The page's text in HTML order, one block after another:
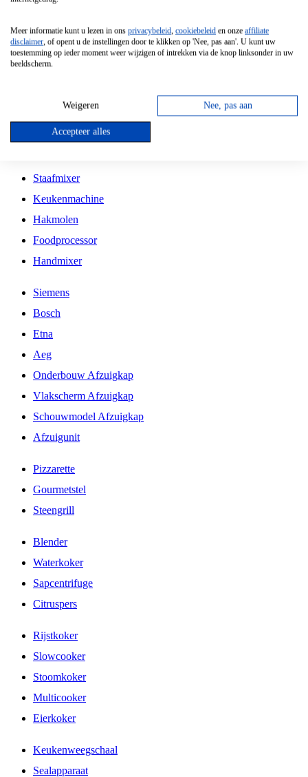
Vrijstaande Magnetron
Vrijstaande Kookplaat
Inbouw Gaskookplaat
Inbouw Keramische Kookplaat
Kookplaat Accessoires
Staafmixer
Keukenmachine
Hakmolen
Foodprocessor
Handmixer
Siemens
Bosch
Etna
Aeg
Onderbouw Afzuigkap
Vlakscherm Afzuigkap
Schouwmodel Afzuigkap
Afzuigunit
Pizzarette
Gourmetstel
Steengrill
Blender
Waterkoker
Sapcentrifuge
Citruspers
Rijstkoker
Slowcooker
Stoomkoker
Multicooker
Eierkoker
Keukenweegschaal
Sealapparaat
Meer informatie kunt u lezen in ons privacybeleid, cookiebeleid en onze affiliate
disclaimer, of opent u de instellingen door te klikken op 'Nee, pas aan'. U kunt uw
toestemming op ieder moment weer wijzigen of intrekken via de knop linksonder in uw
beeldscherm.
Weigeren Nee, pas aan
Accepteer alles